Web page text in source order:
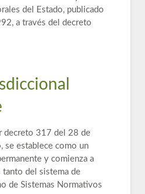
del Estado, publicado
a través del decreto
decreto 317 del 28 de
se establece como un
y comienza a
del sistema de
de Sistemas Normativos